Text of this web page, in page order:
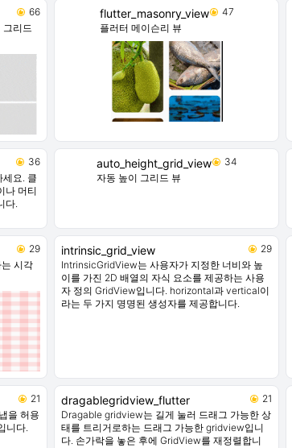
66
그리드
flutter_masonry_view
47
플러터 메이슨리 뷰
36
요. 클
나 머티
다.
auto_height_grid_view
34
자동 높이 그리드 뷰
29
시각
intrinsic_grid_view
29
IntrinsicGridView는 사용자가 지정한 너비와 높
이를 가진 2D 배열의 자식 요소를 제공하는 사용
자 정의 GridView입니다. horizontal과 vertical이
라는 두 가지 명명된 생성자를 제공합니다.
21
을 허용
니다.
dragablegridview_flutter
21
Dragable gridview는 길게 눌러 드래그 가능한 상
태를 트리거로하는 드래그 가능한 gridview입니
다. 손가락을 놓은 후에 GridView를 재정렬합니